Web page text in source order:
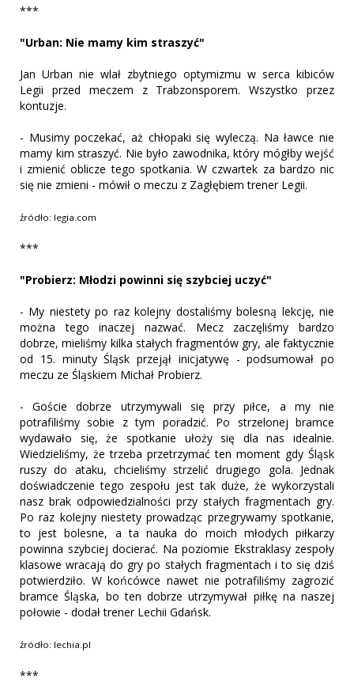
***
"Urban: Nie mamy kim straszyć"
Jan Urban nie wlał zbytniego optymizmu w serca kibiców
Legii przed meczem z Trabzonsporem. Wszystko przez
kontuzje.
- Musimy poczekać, aż chłopaki się wyleczą. Na ławce nie
mamy kim straszyć. Nie było zawodnika, który mógłby wejść
i zmienić oblicze tego spotkania. W czwartek za bardzo nic
się nie zmieni - mówił o meczu z Zagłębiem trener Legii.
źródło: legia.com
***
"Probierz: Młodzi powinni się szybciej uczyć"
- My niestety po raz kolejny dostaliśmy bolesną lekcję, nie
można tego inaczej nazwać. Mecz zaczęliśmy bardzo
dobrze, mieliśmy kilka stałych fragmentów gry, ale faktycznie
od 15. minuty Śląsk przejął inicjatywę - podsumował po
meczu ze Śląskiem Michał Probierz.
- Goście dobrze utrzymywali się przy piłce, a my nie
potrafiliśmy sobie z tym poradzić. Po strzelonej bramce
wydawało się, że spotkanie ułoży się dla nas idealnie.
Wiedzieliśmy, że trzeba przetrzymać ten moment gdy Śląsk
ruszy do ataku, chcieliśmy strzelić drugiego gola. Jednak
doświadczenie tego zespołu jest tak duże, że wykorzystali
nasz brak odpowiedzialności przy stałych fragmentach gry.
Po raz kolejny niestety prowadząc przegrywamy spotkanie,
to jest bolesne, a ta nauka do moich młodych piłkarzy
powinna szybciej docierać. Na poziomie Ekstraklasy zespoły
klasowe wracają do gry po stałych fragmentach i to się dziś
potwierdziło. W końcówce nawet nie potrafiliśmy zagrozić
bramce Śląska, bo ten dobrze utrzymywał piłkę na naszej
połowie - dodał trener Lechii Gdańsk.
źródło: lechia.pl
***